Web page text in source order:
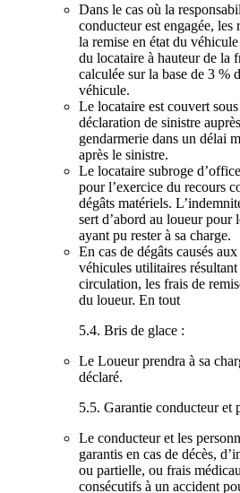
Dans le cas où la
conducteur est engagée, les
la remise en état du
du locataire à hauteur de la
calculée sur la base de 3 %
véhicule.
Le locataire est couvert
déclaration de sinistre
gendarmerie dans un délai
après le sinistre.
Le locataire subroge
pour l’exercice du recours
dégâts matériels.
sert d’abord au loueur pour
ayant pu rester à sa charge.
En cas de dégâts causés
véhicules utilitaires résultant
circulation, les frais de
du loueur. En tout
5.4. Bris de glace :
Le Loueur prendra à sa
déclaré.
5.5. Garantie conducteur et
Le conducteur et les
garantis en cas de décès,
ou partielle, ou frais
consécutifs à un accident